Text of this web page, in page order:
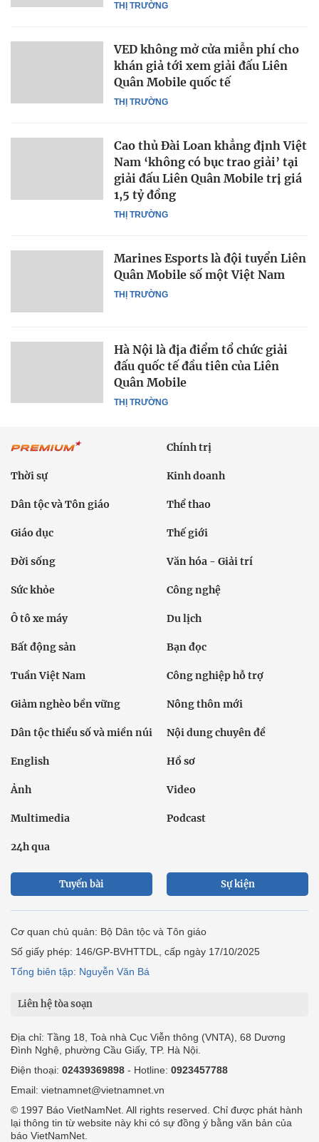
THỊ TRƯỜNG
THỊ TRƯỜNG
VED không mở cửa miễn phí cho
khán giả tới xem giải đấu Liên
Quân Mobile quốc tế
THỊ TRƯỜNG
Cao thủ Đài Loan khẳng định Việt
Nam ‘không có bục trao giải’ tại
giải đấu Liên Quân Mobile trị giá
1,5 tỷ đồng
THỊ TRƯỜNG
Marines Esports là đội tuyển Liên
Quân Mobile số một Việt Nam
THỊ TRƯỜNG
Hà Nội là địa điểm tổ chức giải
đấu quốc tế đầu tiên của Liên
Quân Mobile
Chính trị
Thời sự Kinh doanh
Dân tộc và Tôn giáo Thể thao
Giáo dục Thế giới
Đời sống Văn hóa - Giải trí
Sức khỏe Công nghệ
Ô tô xe máy Du lịch
Bất động sản Bạn đọc
Tuần Việt Nam Công nghiệp hỗ trợ
Giảm nghèo bền vững Nông thôn mới
Dân tộc thiểu số và miền núi Nội dung chuyên đề
English Hồ sơ
Ảnh Video
Multimedia Podcast
24h qua
Tuyến bài Sự kiện
Cơ quan chủ quản: Bộ Dân tộc và Tôn giáo
Số giấy phép: 146/GP-BVHTTDL, cấp ngày 17/10/2025
Tổng biên tập: Nguyễn Văn Bá
Liên hệ tòa soạn
Địa chỉ: Tầng 18, Toà nhà Cục Viễn thông (VNTA), 68 Dương
Đình Nghệ, phường Cầu Giấy, TP. Hà Nội.
Điện thoại: 02439369898 - Hotline: 0923457788
Email: vietnamnet@vietnamnet.vn
© 1997 Báo VietNamNet. All rights reserved. Chỉ được phát hành
lại thông tin từ website này khi có sự đồng ý bằng văn bản của
báo VietNamNet.